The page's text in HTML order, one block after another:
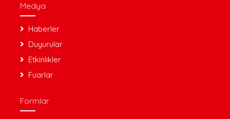
Medya
Haberler
Duyurular
Etkinlikler
Fuarlar
Formlar